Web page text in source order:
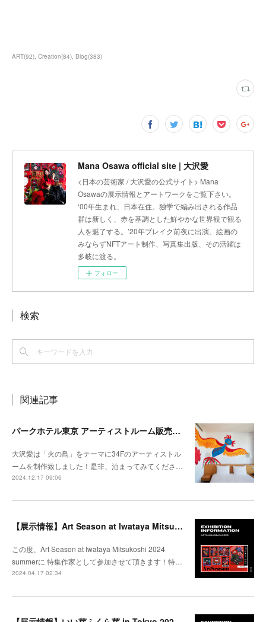
ART(92) Creation(84) Blog(383)
Mana Osawa official site | 大沢愛
<日本の芸術家 / 大沢愛の公式サイト> Mana
Osawaの展示情報とアートワークをご覧下さい。
‘00年生まれ、日本在住。独学で編み出される作品
群は新しく、赤を基調とした鮮やかな世界観で観る
人を魅了する。’20年ブレイク前夜に出演。絵画の
みならずNFTアート制作、写真集出版、その活躍は
多岐に渡る。
フォロー
検索
関連記事
パークホテル東京 アーティストルーム販売開始
大沢愛は「火の鳥」をテーマに34Fのアーティストル
ームを制作致しました！是非、泊まってみてくださ…
2024.12.17 09:06
【展示情報】Art Season at Iwataya Mitsukoshi 2024 summer 特集 大沢愛
この度、Art Season at Iwataya Mitsukoshi 2024
summerに 特集作家として参加させて頂きます！特…
2024.04.17 02:34